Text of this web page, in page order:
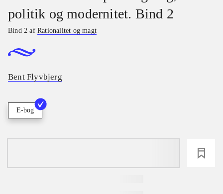
politik og modernitet. Bind 2
Bind 2 afRationalitet og magt
Bent Flyvbjerg
E-bog